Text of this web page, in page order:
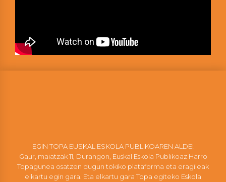
EGIN TOPA EUSKAL ESKOLA PUBLIKOAREN ALDE!
Gaur, maiatzak 11, Durangon, Euskal Eskola Publikoaz Harro
Topagunea osatzen dugun tokiko plataforma eta eragileak
elkartu egin gara. Eta elkartu gara Topa egiteko Eskola